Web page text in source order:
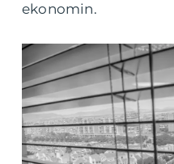
ekonomin.